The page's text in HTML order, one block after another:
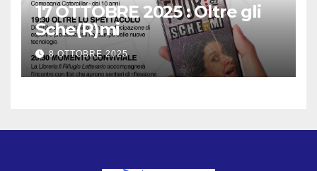
17 OTTOBRE 2025 : Oltre gli
Sche(R)mi
8 OTTOBRE 2025